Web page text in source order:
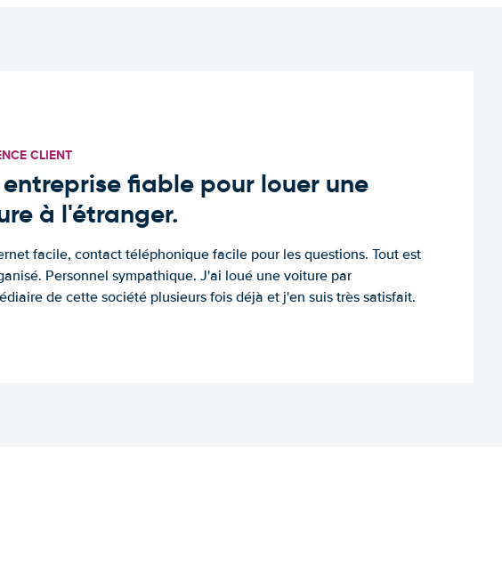
CLIENT
entreprise fiable pour louer une
à l'étranger.
facile, contact téléphonique facile pour les questions. Tout est
Personnel sympathique. J'ai loué une voiture par
de cette société plusieurs fois déjà et j'en suis très satisfait.